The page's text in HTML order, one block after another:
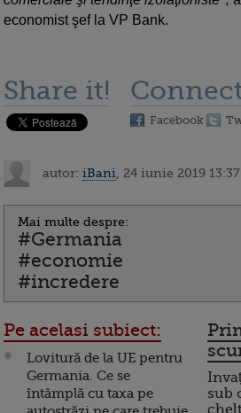
economist şef la VP Bank.
Share it!
Facebook
autor: iBani , 24 iunie 2019 13:37
Mai multe despre:
#Germania
#economie
#incredere
Pe acelasi subiect:
Lovitură de la UE pentru
Germania. Ce se
întâmplă cu taxa pe
sub